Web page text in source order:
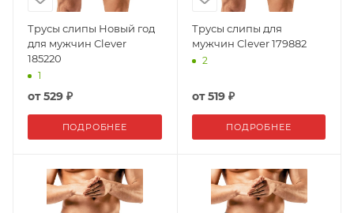
Трусы слипы Новый год
для мужчин Clever
185220
1
от529 ₽
ПОДРОБНЕЕ
Трусы слипы для
мужчин Clever 179882
2
от519 ₽
ПОДРОБНЕЕ